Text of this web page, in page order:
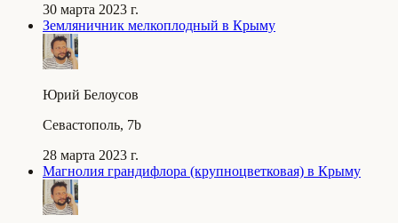
30 марта 2023 г.
Земляничник мелкоплодный в Крыму
Юрий Белоусов
Севастополь, 7b
28 марта 2023 г.
Магнолия грандифлора (крупноцветковая) в Крыму